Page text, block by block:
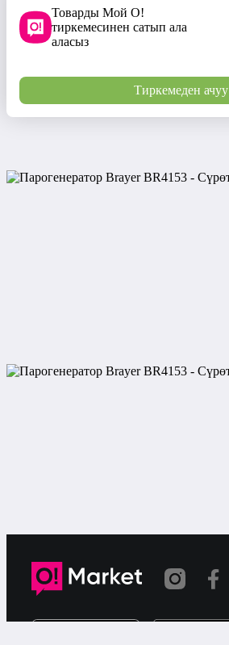
Товарды Мой О!
тиркемесинен сатып ала
аласыз
Тиркемеден ачуу